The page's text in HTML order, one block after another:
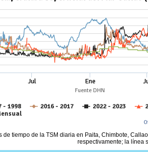
de tiempo de la TSM diaria en Paita, Chimbote,
respectivamente; la línea